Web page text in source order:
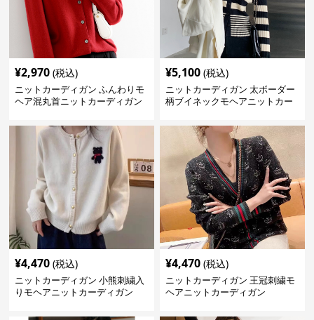
¥2,970 (税込)
ニットカーディガン ふんわりモ
ヘア混丸首ニットカーディガン
¥5,100 (税込)
ニットカーディガン 太ボーダー
柄ブイネックモヘアニットカー
¥4,470 (税込)
ニットカーディガン 小熊刺繍入
りモヘアニットカーディガン
¥4,470 (税込)
ニットカーディガン 王冠刺繍モ
ヘアニットカーディガン